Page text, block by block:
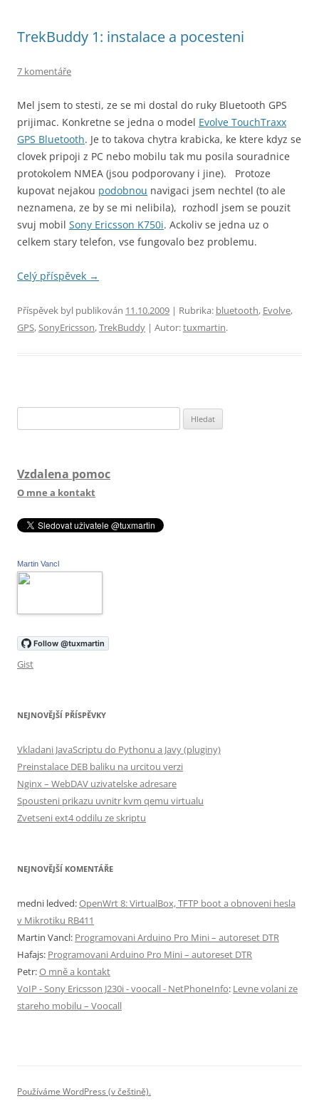
TrekBuddy 1: instalace a pocesteni
7 komentáře
Mel jsem to stesti, ze se mi dostal do ruky Bluetooth GPS
prijimac. Konkretne se jedna o model Evolve TouchTraxx
GPS Bluetooth. Je to takova chytra krabicka, ke ktere kdyz se
clovek pripoji z PC nebo mobilu tak mu posila souradnice
protokolem NMEA (jsou podporovany i jine).
Protoze
kupovat nejakou podobnou navigaci jsem nechtel (to ale
neznamena, ze by se mi nelibila), rozhodl jsem se pouzit
svuj mobil Sony Ericsson K750i. Ackoliv se jedna uz o
celkem stary telefon, vse fungovalo bez problemu.
Celý příspěvek →
Příspěvek byl publikován 11.10.2009 | Rubrika: bluetooth, Evolve,
GPS,SonyEricsson,TrekBuddy | Autor:tuxmartin.
Vzdalena pomoc
O mne a kontakt
Martin Vancl
Gist
NEJNOVĚJŠÍ PŘÍSPĚVKY
Vkladani JavaScriptu do Pythonu a Javy (pluginy)
Preinstalace DEB baliku na urcitou verzi
Nginx – WebDAV uzivatelske adresare
Spousteni prikazu uvnitr kvm qemu virtualu
Zvetseni ext4 oddilu ze skriptu
NEJNOVĚJŠÍ KOMENTÁŘE
medni ledved:OpenWrt 8: VirtualBox, TFTP boot a obnoveni hesla
v Mikrotiku RB411
Martin Vancl: Programovani Arduino Pro Mini – autoreset DTR
Hafajs: Programovani Arduino Pro Mini – autoreset DTR
Petr:O mně a kontakt
VoIP - Sony Ericsson J230i - voocall - NetPhoneInfo: Levne volani ze
stareho mobilu – Voocall
Používáme WordPress (v češtině).